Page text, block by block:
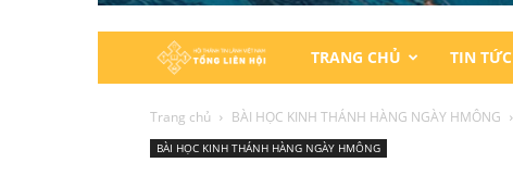
Hội
Thánh
Tin
TRANG CHỦ TIN TỨC
Trang chủ BÀI HỌC KINH THÁNH HÀNG NGÀY HMÔNG
BÀI HỌC KINH THÁNH HÀNG NGÀY HMÔNG